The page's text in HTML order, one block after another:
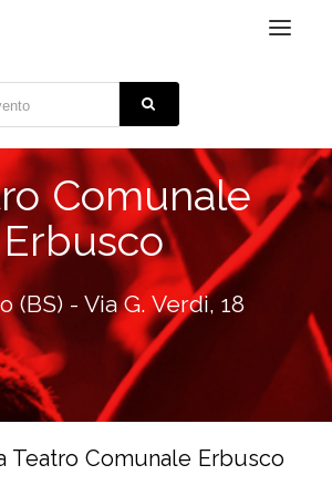
Toggle
Comunale
Erbusco
(BS) - Via G. Verdi, 18
Teatro Comunale Erbusco